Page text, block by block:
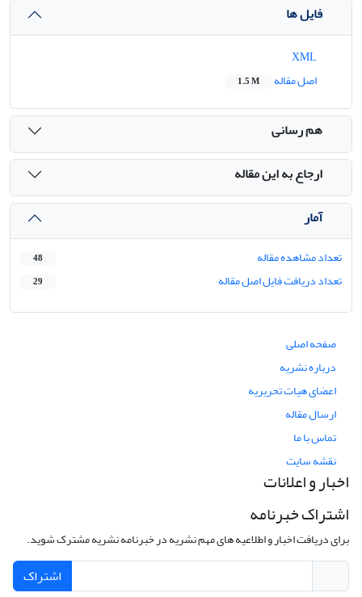
فایل ها
اصل مقاله
1.5 M
هم رسانی
ارجاع به این مقاله
آمار
تعداد مشاهده مقاله 48
تعداد دریافت فایل اصل مقاله 29
صفحه اصلی
درباره نشریه
اعضای هیات تحریریه
ارسال مقاله
تماس با ما
نقشه سایت
اخبار و اعلانات
اشتراک خبرنامه
برای دریافت اخبار و اطلاعیه های مهم نشریه در خبرنامه نشریه مشترک شوید.
اشتراک